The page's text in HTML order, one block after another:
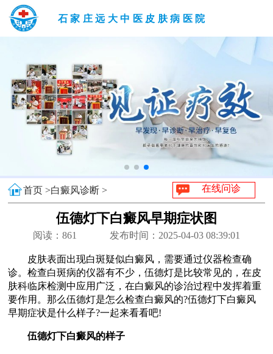
石家庄远大中医皮肤病医院
首页 >白癜风诊断 > 在线问诊
伍德灯下白癜风早期症状图
阅读： 861 发布时间：2025-04-03 08:39:01
皮肤表面出现白斑疑似白癜风，需要通过仪器检查确
诊。检查白斑病的仪器有不少，伍德灯是比较常见的，在皮
肤科临床检测中应用广泛，在白癜风的诊治过程中发挥着重
要作用。那么伍德灯是怎么检查白癜风的?伍德灯下白癜风
早期症状是什么样子?一起来看看吧!
伍德灯下白癜风的样子